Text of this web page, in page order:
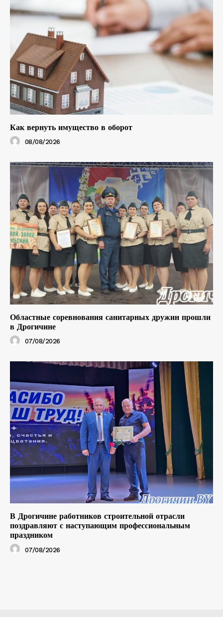
Как вернуть имущество в оборот
08/08/2026
Областные соревнования санитарных дружин прошли
в Дрогичине
07/08/2026
В Дрогичине работников строительной отрасли
поздравляют с наступающим профессиональным
праздником
07/08/2026